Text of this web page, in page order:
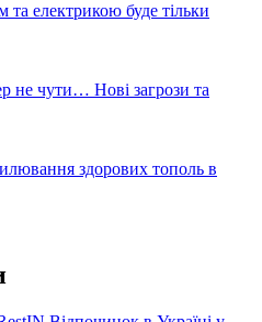
електрикою буде тільки
не чути… Нові загрози та
здорових тополь в